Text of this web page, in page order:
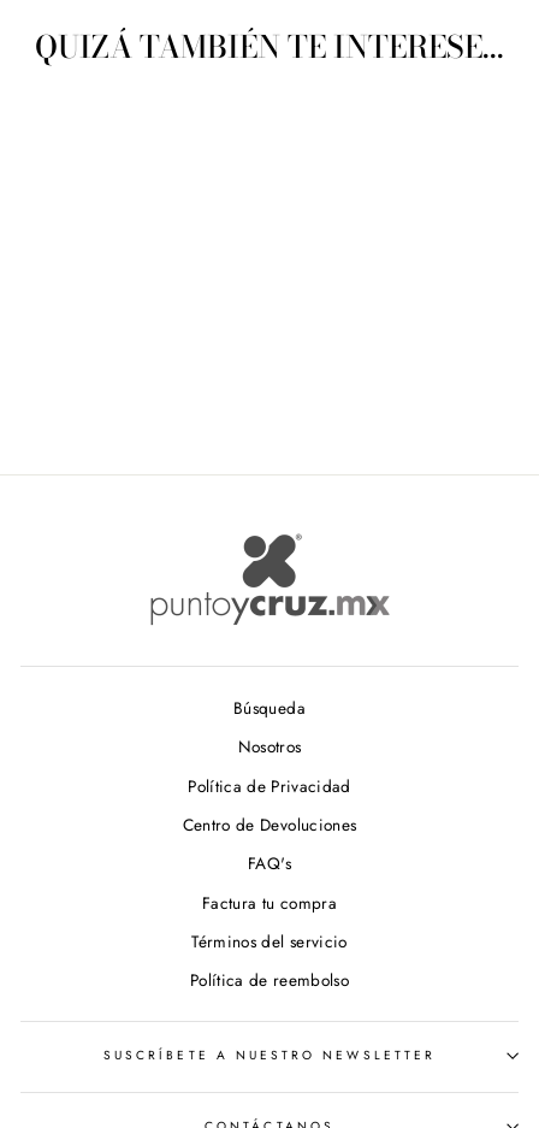
QUIZÁ TAMBIÉN TE INTERESE...
Búsqueda
Nosotros
Política de Privacidad
Centro de Devoluciones
FAQ's
Factura tu compra
Términos del servicio
Política de reembolso
SUSCRÍBETE A NUESTRO NEWSLETTER